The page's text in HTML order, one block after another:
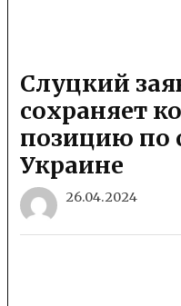
Слуцкий
сохраняет
позицию по
Украине
26.04.2024